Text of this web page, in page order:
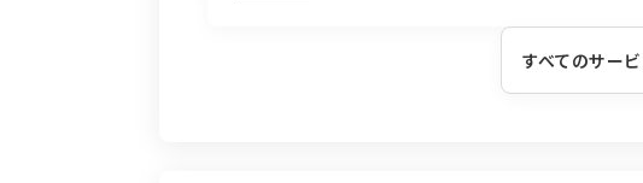
すべてのサー